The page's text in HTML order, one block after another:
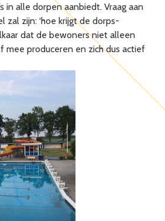
in alle dorpen aanbiedt. Vraag aan
zal zijn: ‘hoe krijgt de dorps-
dat de bewoners niet alleen
mee produceren en zich dus actief